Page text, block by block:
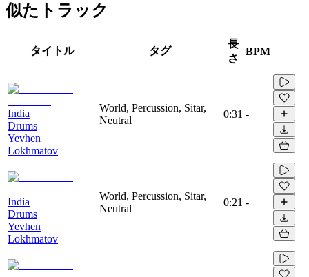
似たトラック
タイトル タグ
長
さ
BPM
India
Drums
Yevhen
Lokhmatov
World, Percussion, Sitar,
Neutral
0:31 -
India
Drums
Yevhen
Lokhmatov
World, Percussion, Sitar,
Neutral
0:21 -